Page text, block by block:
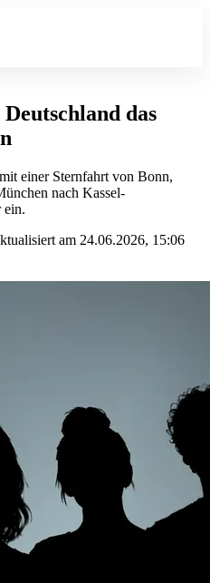
das
einer Sternfahrt von Bonn,
nach Kassel-
ein.
am 24.06.2026, 15:06